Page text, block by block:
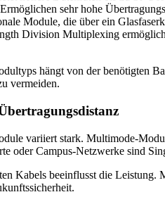
Ermöglichen sehr hohe
Module, die über ein
Division Multiplexing
hängt von der benötigten
vermeiden.
variiert stark. Multimode-
oder Campus-Netzwerke sind
Kabels beeinflusst die Leistung.